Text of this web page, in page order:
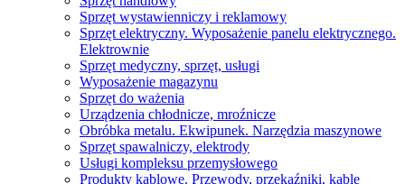
Sprzęt wystawienniczy i reklamowy
Sprzęt elektryczny. Wyposażenie panelu elektrycznego.
Elektrownie
Sprzęt medyczny, sprzęt, usługi
Wyposażenie magazynu
Sprzęt do ważenia
Urządzenia chłodnicze, mroźnicze
Obróbka metalu. Ekwipunek. Narzędzia maszynowe
Sprzęt spawalniczy, elektrody
Usługi kompleksu przemysłowego
Produkty kablowe. Przewody, przekaźniki, kable